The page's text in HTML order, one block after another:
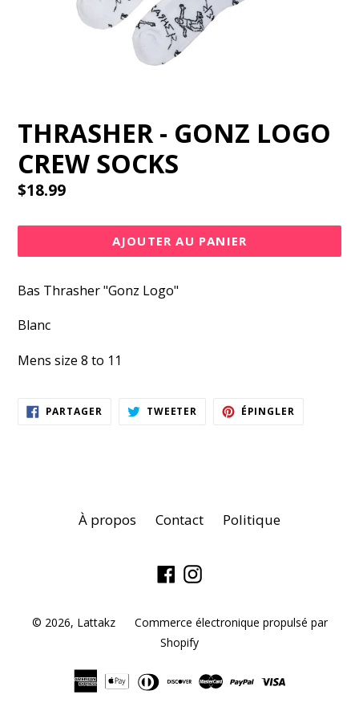
THRASHER - GONZ LOGO
CREW SOCKS
Prix
$18.99
AJOUTER AU PANIER
Bas Thrasher "Gonz Logo"
Blanc
Mens size 8 to 11
PARTAGER PARTAGER
SUR
TWEETER TWEETERÉPINGLER
À propos Contact Politique
Facebook
Instagram
© 2026, Lattakz
Commerce électronique propulsé par
Shopify